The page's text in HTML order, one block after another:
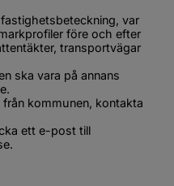
var
före och efter
transportvägar
ska vara på annans
kommunen, kontakta
ett e-post till